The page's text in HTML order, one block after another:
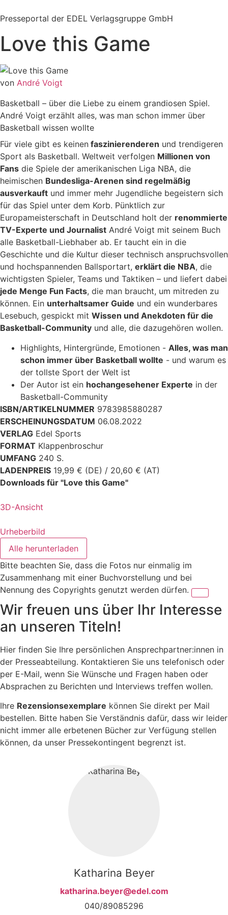
Inhalt
Presseportal der EDEL Verlagsgruppe GmbH
Love this Game
von André Voigt
Basketball – über die Liebe zu einem grandiosen Spiel.
André Voigt erzählt alles, was man schon immer über
Basketball wissen wollte
Für viele gibt es keinen faszinierenderen und trendigeren
Sport als Basketball. Weltweit verfolgen Millionen von
Fans die Spiele der amerikanischen Liga NBA, die
heimischen Bundesliga-Arenen sind regelmäßig
ausverkauft und immer mehr Jugendliche begeistern sich
für das Spiel unter dem Korb. Pünktlich zur
Europameisterschaft in Deutschland holt der renommierte
TV-Experte und Journalist André Voigt mit seinem Buch
alle Basketball-Liebhaber ab. Er taucht ein in die
Geschichte und die Kultur dieser technisch anspruchsvollen
und hochspannenden Ballsportart, erklärt die NBA, die
wichtigsten Spieler, Teams und Taktiken – und liefert dabei
jede Menge Fun Facts, die man braucht, um mitreden zu
können. Ein unterhaltsamer Guide und ein wunderbares
Lesebuch, gespickt mit Wissen und Anekdoten für die
Basketball-Community und alle, die dazugehören wollen.
Highlights, Hintergründe, Emotionen - Alles, was man
schon immer über Basketball wollte - und warum es
der tollste Sport der Welt ist
Der Autor ist ein hochangesehener Experte in der
Basketball-Community
ISBN/ARTIKELNUMMER 9783985880287
ERSCHEINUNGSDATUM 06.08.2022
VERLAG Edel Sports
FORMAT Klappenbroschur
UMFANG 240 S.
LADENPREIS 19,99 € (DE) / 20,60 € (AT)
Downloads für "Love this Game"
3D-Ansicht
Urheberbild
Alle herunterladen
Bitte beachten Sie, dass die Fotos nur einmalig im
Zusammenhang mit einer Buchvorstellung und bei
Nennung des Copyrights genutzt werden dürfen.
Wir freuen uns über Ihr Interesse
an unseren Titeln!
Hier finden Sie Ihre persönlichen Ansprechpartner:innen in
der Presseabteilung. Kontaktieren Sie uns telefonisch oder
per E-Mail, wenn Sie Wünsche und Fragen haben oder
Absprachen zu Berichten und Interviews treffen wollen.
Ihre Rezensionsexemplare können Sie direkt per Mail
bestellen. Bitte haben Sie Verständnis dafür, dass wir leider
nicht immer alle erbetenen Bücher zur Verfügung stellen
können, da unser Pressekontingent begrenzt ist.
Katharina Beyer
katharina.beyer@edel.com
040/89085296